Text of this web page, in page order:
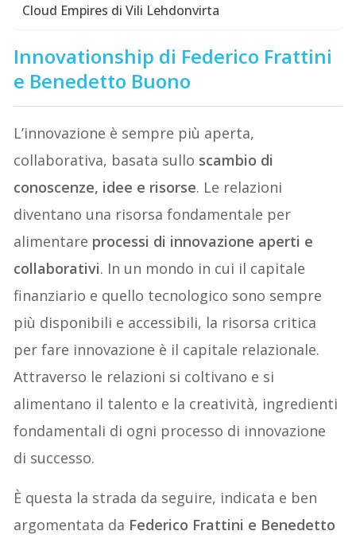
Cloud Empires di Vili Lehdonvirta
Innovationship di Federico Frattini
e Benedetto Buono
L’innovazione è sempre più aperta,
collaborativa, basata sullo scambio di
conoscenze, idee e risorse. Le relazioni
diventano una risorsa fondamentale per
alimentare processi di innovazione aperti e
collaborativi. In un mondo in cui il capitale
finanziario e quello tecnologico sono sempre
più disponibili e accessibili, la risorsa critica
per fare innovazione è il capitale relazionale.
Attraverso le relazioni si coltivano e si
alimentano il talento e la creatività, ingredienti
fondamentali di ogni processo di innovazione
di successo.
È questa la strada da seguire, indicata e ben
argomentata da Federico Frattini e Benedetto